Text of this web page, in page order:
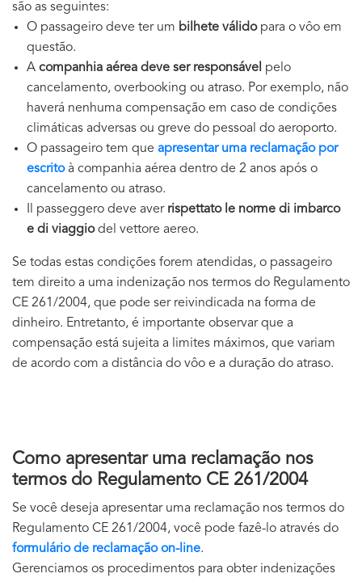
são as seguintes:
O passageiro deve ter um bilhete válidopara o vôo em
questão.
A companhia aérea deve ser responsável pelo
cancelamento, overbooking ou atraso. Por exemplo, não
haverá nenhuma compensação em caso de condições
climáticas adversas ou greve do pessoal do aeroporto.
O passageiro tem que apresentar uma reclamação por
escritoà companhia aérea dentro de 2 anos após o
cancelamento ou atraso.
Il passeggero deve aver rispettato le norme di imbarco
e di viaggiodel vettore aereo.
Se todas estas condições forem atendidas, o passageiro
tem direito a uma indenização nos termos do Regulamento
CE 261/2004, que pode ser reivindicada na forma de
dinheiro. Entretanto, é importante observar que a
compensação está sujeita a limites máximos, que variam
de acordo com a distância do vôo e a duração do atraso.
Como apresentar uma reclamação nos
termos do Regulamento CE 261/2004
Se você deseja apresentar uma reclamação nos termos do
Regulamento CE 261/2004, você pode fazê-lo através do
formulário de reclamação on-line.
Gerenciamos os procedimentos para obter indenizações